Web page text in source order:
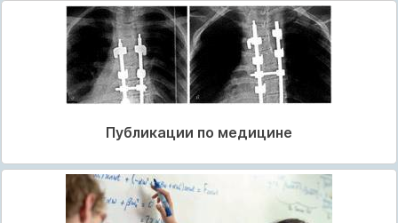
Публикации по медицине